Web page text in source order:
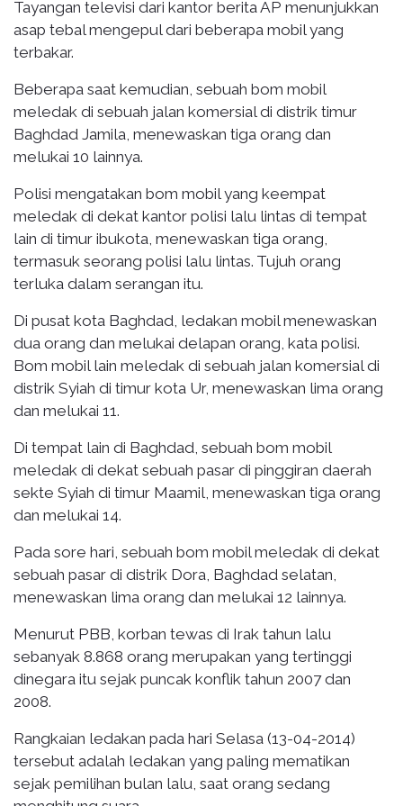
Tayangan televisi dari kantor berita AP menunjukkan
asap tebal mengepul dari beberapa mobil yang
terbakar.
Beberapa saat kemudian, sebuah bom mobil
meledak di sebuah jalan komersial di distrik timur
Baghdad Jamila, menewaskan tiga orang dan
melukai 10 lainnya.
Polisi mengatakan bom mobil yang keempat
meledak di dekat kantor polisi lalu lintas di tempat
lain di timur ibukota, menewaskan tiga orang,
termasuk seorang polisi lalu lintas. Tujuh orang
terluka dalam serangan itu.
Di pusat kota Baghdad, ledakan mobil menewaskan
dua orang dan melukai delapan orang, kata polisi.
Bom mobil lain meledak di sebuah jalan komersial di
distrik Syiah di timur kota Ur, menewaskan lima orang
dan melukai 11.
Di tempat lain di Baghdad, sebuah bom mobil
meledak di dekat sebuah pasar di pinggiran daerah
sekte Syiah di timur Maamil, menewaskan tiga orang
dan melukai 14.
Pada sore hari, sebuah bom mobil meledak di dekat
sebuah pasar di distrik Dora, Baghdad selatan,
menewaskan lima orang dan melukai 12 lainnya.
Menurut PBB, korban tewas di Irak tahun lalu
sebanyak 8.868 orang merupakan yang tertinggi
dinegara itu sejak puncak konflik tahun 2007 dan
2008.
Rangkaian ledakan pada hari Selasa (13-04-2014)
tersebut adalah ledakan yang paling mematikan
sejak pemilihan bulan lalu, saat orang sedang